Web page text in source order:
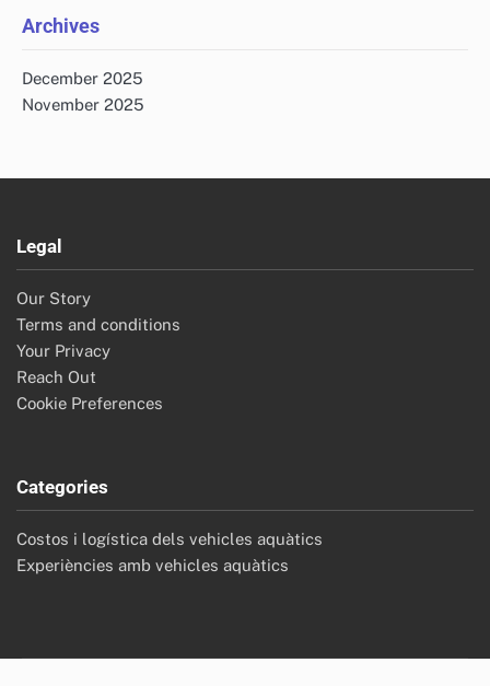
Archives
December 2025
November 2025
Legal
Our Story
Terms and conditions
Your Privacy
Reach Out
Cookie Preferences
Categories
Costos i logística dels vehicles aquàtics
Experiències amb vehicles aquàtics